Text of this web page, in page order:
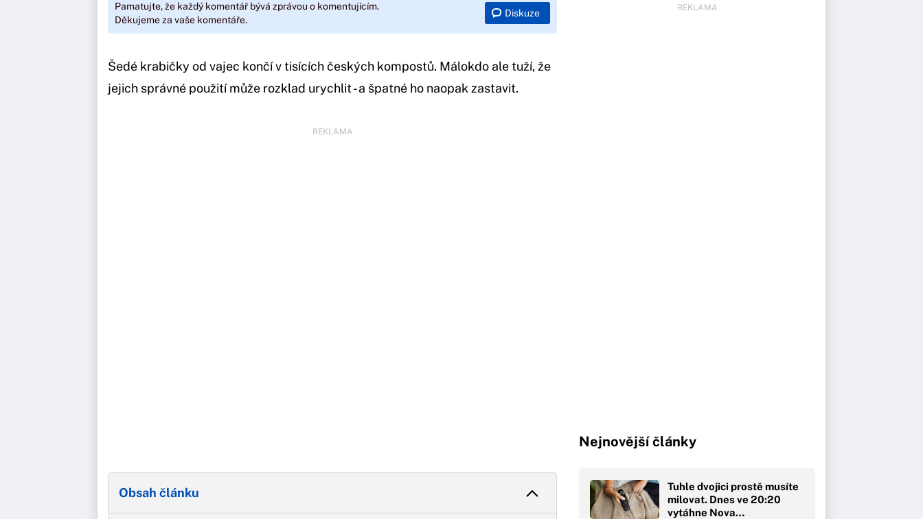
Pamatujte, že každý komentář bývá zprávou o komentujícím.
Děkujeme za vaše komentáře.
Diskuze
Šedé krabičky od vajec končí v tisících českých kompostů. Málokdo ale tuží, že
jejich správné použití může rozklad urychlit - a špatné ho naopak zastavit.
REKLAMA
Obsah článku
REKLAMA
Nejnovější články
Tuhle dvojici prostě musíte
milovat. Dnes ve 20:20
vytáhne Nova…